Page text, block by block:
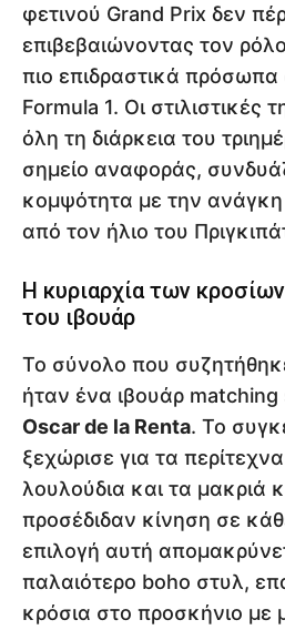
φετινού Grand Prix δεν
επιβεβαιώνοντας τον
πιο επιδραστικά πρόσωπα
Formula 1. Οι στιλιστικές
όλη τη διάρκεια του
σημείο αναφοράς,
κομψότητα με την
από τον ήλιο του
Η κυριαρχία των
του ιβουάρ
Το σύνολο που
ήταν ένα ιβουάρ
Oscar de la Renta. Το
ξεχώρισε για τα
λουλούδια και τα μακριά
προσέδιδαν κίνηση σε
επιλογή αυτή
παλαιότερο boho στυλ,
κρόσια στο προσκήνιο με